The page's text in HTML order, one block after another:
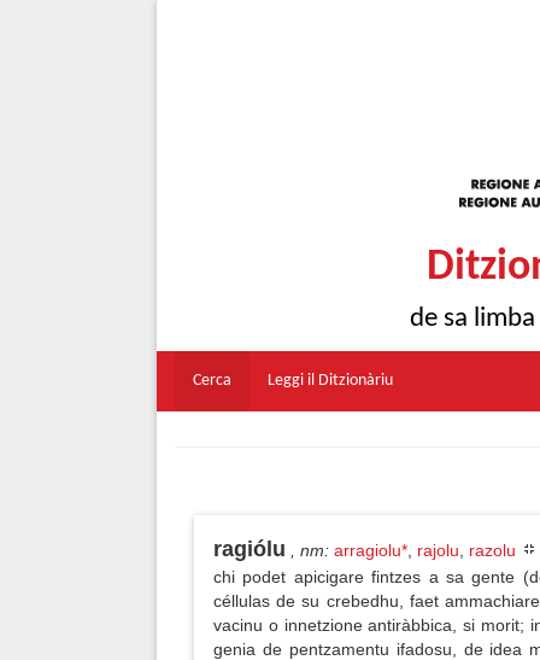
de sa
Cerca Leggi il Ditzionàriu
ragiólu , nm: arragiolu* rajolu razolu
chi podet apicigare fintzes a sa gente
céllulas de su crebedhu, faet
vacinu o innetzione antiràbbica, si morit;
genia de pentzamentu ifadosu, de idea